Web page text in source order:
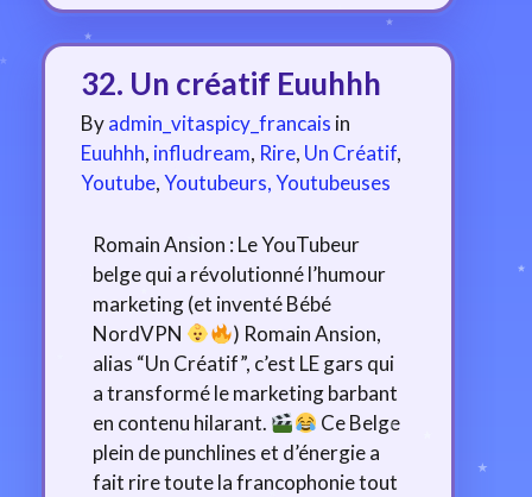
32. Un créatif Euuhhh
Byadmin_vitaspicy_francais in
Euuhhh, infludream, Rire, Un Créatif,
Youtube,Youtubeurs, Youtubeuses
Romain Ansion : Le YouTubeur
belge qui a révolutionné l’humour
marketing (et inventé Bébé
NordVPN
) Romain Ansion,
alias “Un Créatif”, c’est LE gars qui
a transformé le marketing barbant
en contenu hilarant.
Ce Belge
plein de punchlines et d’énergie a
fait rire toute la francophonie tout